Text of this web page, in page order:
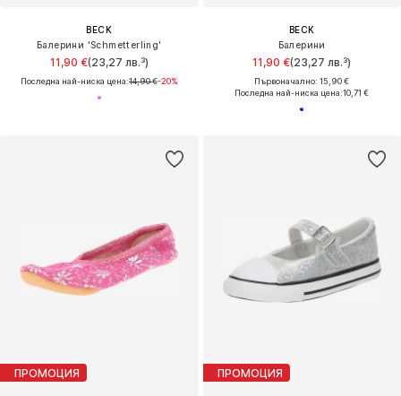
BECK
Балерини 'Schmetterling'
11,90 €(23,27 лв.³)
Последна най-ниска цена:14,90 €-20%
BECK
Балерини
11,90 €(23,27 лв.³)
Първоначално: 15,90 €
Последна най-ниска цена:10,71 €
ПРОМОЦИЯ ПРОМОЦИЯ